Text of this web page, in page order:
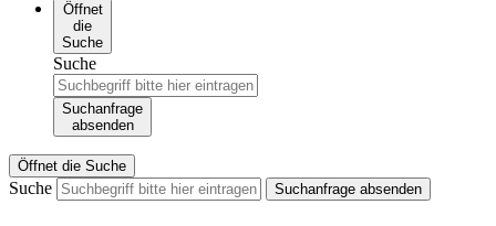
Öffnet
die
Suche
Suche
Suchanfrage
absenden
Öffnet die Suche
Suche Suchanfrage absenden